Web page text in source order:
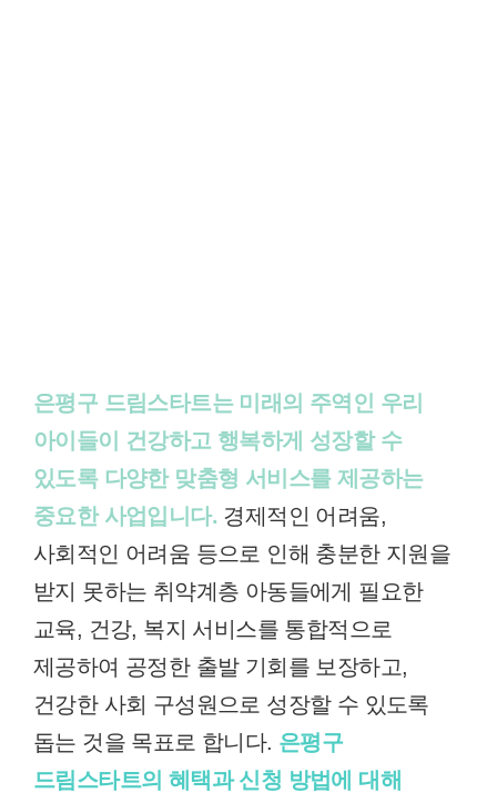
은평구 드림스타트는 미래의 주역인 우리
아이들이 건강하고 행복하게 성장할 수
있도록 다양한 맞춤형 서비스를 제공하는
중요한 사업입니다. 경제적인 어려움,
사회적인 어려움 등으로 인해 충분한 지원을
받지 못하는 취약계층 아동들에게 필요한
교육, 건강, 복지 서비스를 통합적으로
제공하여 공정한 출발 기회를 보장하고,
건강한 사회 구성원으로 성장할 수 있도록
돕는 것을 목표로 합니다. 은평구
드림스타트의 혜택과 신청 방법에 대해